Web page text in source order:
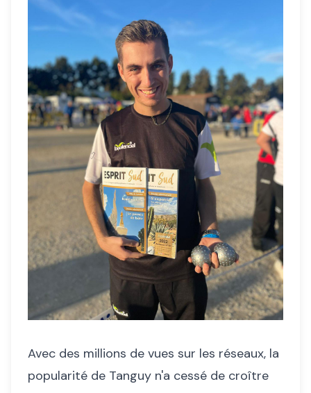
Avec des millions de vues sur les réseaux, la
popularité de Tanguy n'a cessé de croître